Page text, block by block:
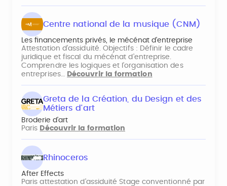
Centre national de la musique (CNM)
Les financements privés, le mécénat d'entreprise
Attestation d’assiduité. Objectifs : Définir le cadre
juridique et fiscal du mécénat d’entreprise.
Comprendre les logiques et l’organisation des
entreprises… Découvrir la formation
Greta de la Création, du Design et des
Métiers d'art
Broderie d'art
Paris Découvrir la formation
Rhinoceros
After Effects
Paris attestation d'assiduité Stage conventionné par